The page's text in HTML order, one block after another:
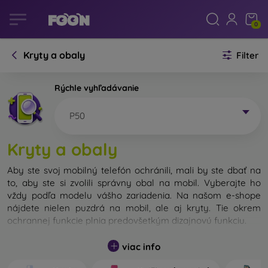
0
Kryty a obaly Filter
Rýchle vyhľadávanie
P50
Kryty a obaly
Aby ste svoj mobilný telefón ochránili, mali by ste dbať na
to, aby ste si zvolili správny obal na mobil. Vyberajte ho
vždy podľa modelu vášho zariadenia. Na našom e-shope
nájdete nielen puzdrá na mobil, ale aj kryty. Tie okrem
ochrannej funkcie plnia predovšetkým dizajnovú funkciu.
Kryt na mobil môžeme nazvať tiež zadný kryt. Je určený na
ochranu zadnej časti telefónu. Jednotlivé kryty na mobil sa
viac info